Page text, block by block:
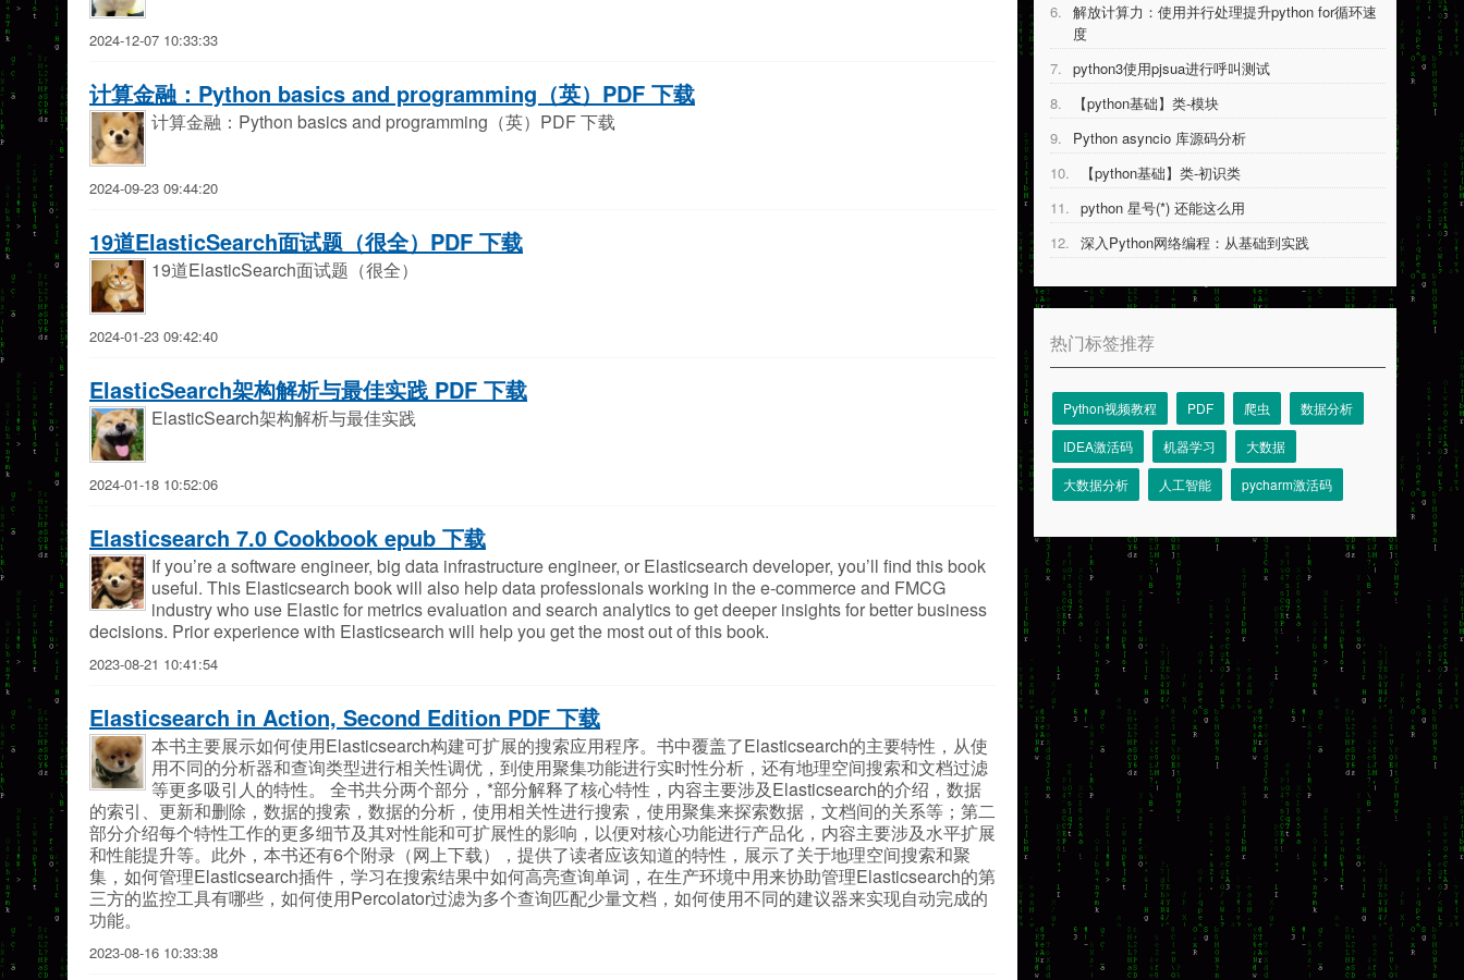
2024-12-07 10:33:33
计算金融：Python basics and programming（英）PDF 下载
计算金融：Python basics and programming（英）PDF 下载
2024-09-23 09:44:20
19道ElasticSearch面试题（很全）PDF 下载
19道ElasticSearch面试题（很全）
2024-01-23 09:42:40
ElasticSearch架构解析与最佳实践 PDF 下载
ElasticSearch架构解析与最佳实践
2024-01-18 10:52:06
Elasticsearch 7.0 Cookbook epub 下载
If you’re a software engineer, big data infrastructure engineer, or Elasticsearch developer, you’ll find this book
useful. This Elasticsearch book will also help data professionals working in the e-commerce and FMCG
industry who use Elastic for metrics evaluation and search analytics to get deeper insights for better business
decisions. Prior experience with Elasticsearch will help you get the most out of this book.
2023-08-21 10:41:54
Elasticsearch in Action, Second Edition PDF 下载
本书主要展示如何使用Elasticsearch构建可扩展的搜索应用程序。书中覆盖了Elasticsearch的主要特性，从使
用不同的分析器和查询类型进行相关性调优，到使用聚集功能进行实时性分析，还有地理空间搜索和文档过滤
等更多吸引人的特性。 全书共分两个部分，*部分解释了核心特性，内容主要涉及Elasticsearch的介绍，数据
的索引、更新和删除，数据的搜索，数据的分析，使用相关性进行搜索，使用聚集来探索数据，文档间的关系等；第二
部分介绍每个特性工作的更多细节及其对性能和可扩展性的影响，以便对核心功能进行产品化，内容主要涉及水平扩展
和性能提升等。此外，本书还有6个附录（网上下载），提供了读者应该知道的特性，展示了关于地理空间搜索和聚
集，如何管理Elasticsearch插件，学习在搜索结果中如何高亮查询单词，在生产环境中用来协助管理Elasticsearch的第
三方的监控工具有哪些，如何使用Percolator过滤为多个查询匹配少量文档，如何使用不同的建议器来实现自动完成的
功能。
2023-08-16 10:33:38
6. 解放计算力：使用并行处理提升python for循环速
度
7. python3使用pjsua进行呼叫测试
8.
【python基础】类-模块
9.
Python asyncio 库源码分析
10.
【python基础】类-初识类
11. python 星号(*) 还能这么用
12. 深入Python网络编程：从基础到实践
热门标签推荐
Python视频教程 PDF 爬虫 数据分析
IDEA激活码 机器学习 大数据
大数据分析 人工智能 pycharm激活码